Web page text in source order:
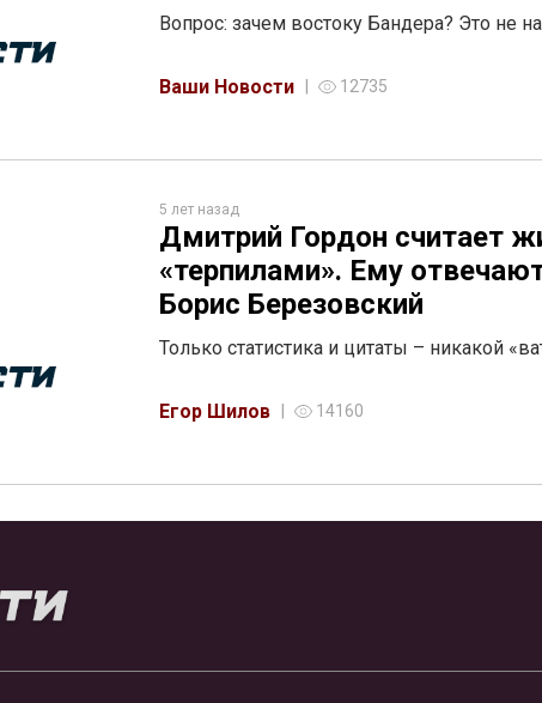
Вопрос: зачем востоку Бандера? Это не
Ваши Новости 12735
5 лет назад
Дмитрий Гордон считает
«терпилами». Ему
Борис Березовский
Только статистика и цитаты – никакой
Егор Шилов 14160